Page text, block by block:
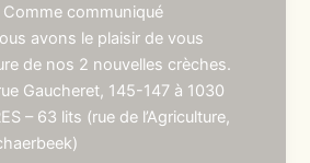
communiqué
avons le plaisir de vous
de nos 2 nouvelles crèches.
Gaucheret, 145-147 à 1030
– 63 lits (rue de l’Agriculture,